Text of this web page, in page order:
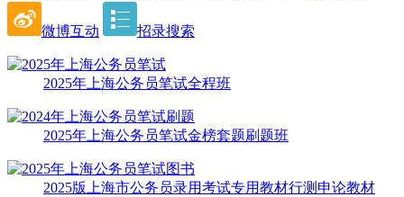
微博互动 招录搜索
2025年上海公务员笔试全程班
2025年上海公务员笔试金榜套题刷题班
2025版上海市公务员录用考试专用教材行测申论教材